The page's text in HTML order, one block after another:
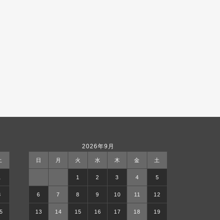
2026年9月
日 月 火 水 木 金 土
1 2 3 4 5
6 7 8 9 10 11 12
13 14 15 16 17 18 19